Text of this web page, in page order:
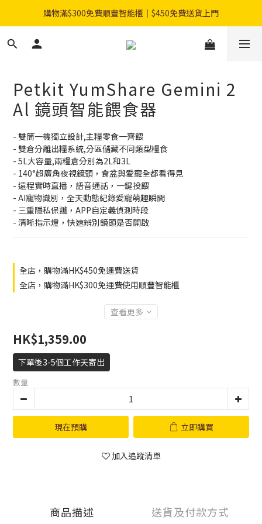
購物滿$300免費順豐智能櫃｜$450免費送貨上門
購物滿$300免費順豐智能櫃｜$450免費送貨上門
指定乾糧門市自取92折優惠！
購物滿$300免費順豐智能櫃｜$450免費送貨上門
Petkit YumShare Gemini 2
Al 鏡頭智能餵食器
- 雙筒一機獨立設計,主糧零食一齊餵
- 雙倉分離出糧系統,分區儲藏不同類型糧食
- 5L大容量,兩糧倉分別為2L和3L
- 140°超廣角夜視鏡頭，食盆與愛寵全都看得見
- 遠程實時直播，語音通話，一鍵投餵
- AI寵物識別，全天動態紀錄愛寵萌趣瞬間
- 三重隱私保護，APP自定義偵測時段
- 清晰指示燈，快速辨別鏡頭是否開啟
全店，購物滿HK$450免運費送貨
全店，購物滿HK$300免運費使用順豐智能櫃
查看更多
HK$1,359.00
下單後3-5個工作天寄出
數量
現在預購 立即購買
加入追蹤清單
商品描述 送貨及付款方式